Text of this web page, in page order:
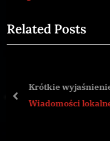
wpisu
e
v
u
Related Posts
Krótkie
Wiadomości
prev